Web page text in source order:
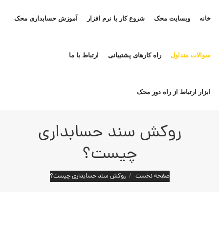
خانه وبسایت محک شروع کار با نرم افزار آموزش حسابداری محک
سوالات متداول راه کارهای پشتیبانی ارتباط با ما
ابزار ارتباط از راه دور محک
روکش سند حسابداری
چیست؟
مکان شما:
صفحه نخست روکش سند حسابداری چیست؟